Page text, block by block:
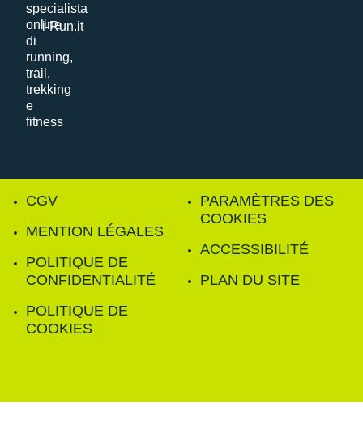
i-Run.it
CGV
MENTION LÉGALES
POLITIQUE DE
CONFIDENTIALITÉ
POLITIQUE DE
COOKIES
PARAMÈTRES DES
COOKIES
ACCESSIBILITÉ
PLAN DU SITE